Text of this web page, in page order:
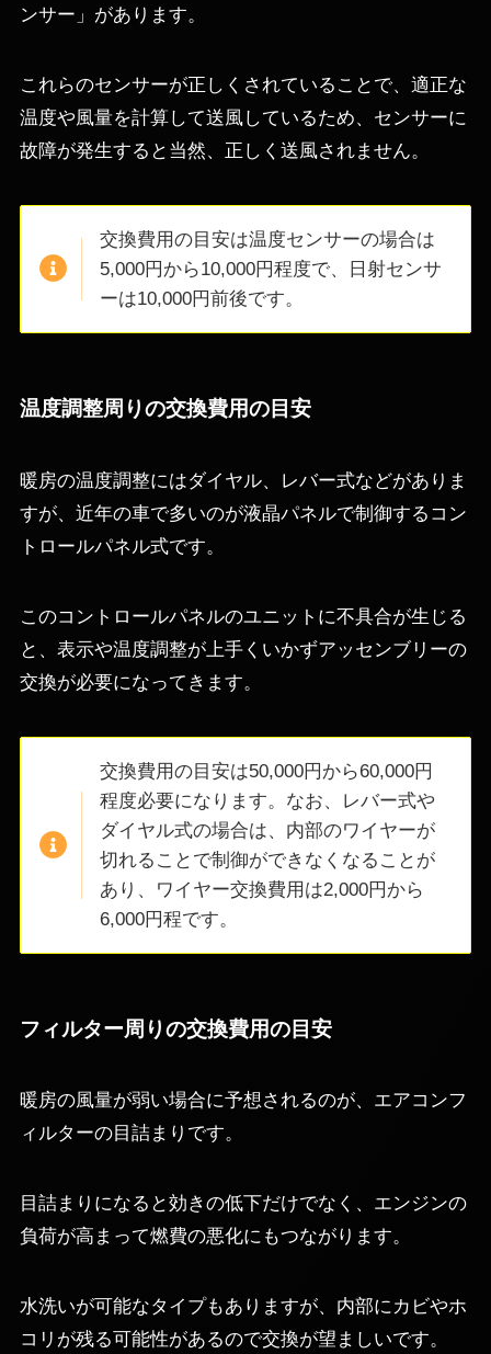
ンサー」があります。
これらのセンサーが正しくされていることで、適正な
温度や風量を計算して送風しているため、センサーに
故障が発生すると当然、正しく送風されません。
交換費用の目安は温度センサーの場合は
5,000円から10,000円程度で、日射センサ
ーは10,000円前後です。
温度調整周りの交換費用の目安
暖房の温度調整にはダイヤル、レバー式などがありま
すが、近年の車で多いのが液晶パネルで制御するコン
トロールパネル式です。
このコントロールパネルのユニットに不具合が生じる
と、表示や温度調整が上手くいかずアッセンブリーの
交換が必要になってきます。
交換費用の目安は50,000円から60,000円
程度必要になります。なお、レバー式や
ダイヤル式の場合は、内部のワイヤーが
切れることで制御ができなくなることが
あり、ワイヤー交換費用は2,000円から
6,000円程です。
フィルター周りの交換費用の目安
暖房の風量が弱い場合に予想されるのが、エアコンフ
ィルターの目詰まりです。
目詰まりになると効きの低下だけでなく、エンジンの
負荷が高まって燃費の悪化にもつながります。
水洗いが可能なタイプもありますが、内部にカビやホ
コリが残る可能性があるので交換が望ましいです。